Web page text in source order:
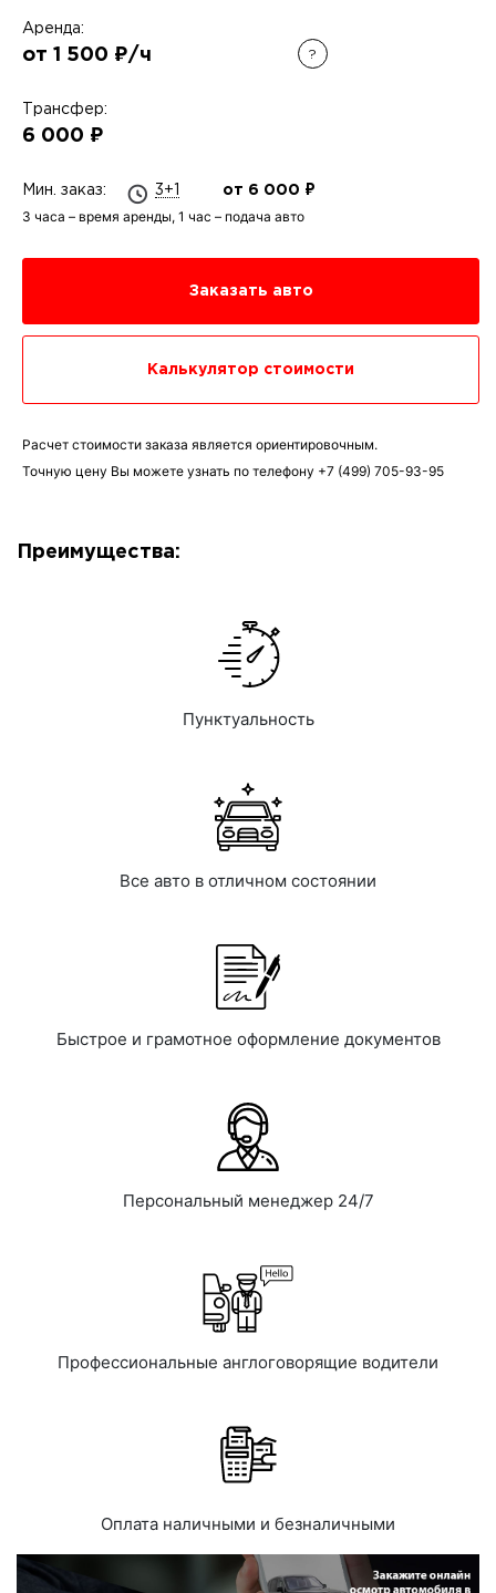
Аренда:
от 1 500 ₽/ч ?
Трансфер:
6 000 ₽
Мин. заказ: 3+1 от 6 000 ₽
3 часа – время аренды, 1 час – подача авто
Заказать авто
Калькулятор стоимости
Расчет стоимости заказа является ориентировочным.
Точную цену Вы можете узнать по телефону +7 (499) 705-93-95
Преимущества:
Пунктуальность
Все авто в отличном состоянии
Быстрое и грамотное оформление документов
Персональный менеджер 24/7
Профессиональные англоговорящие водители
Оплата наличными и безналичными